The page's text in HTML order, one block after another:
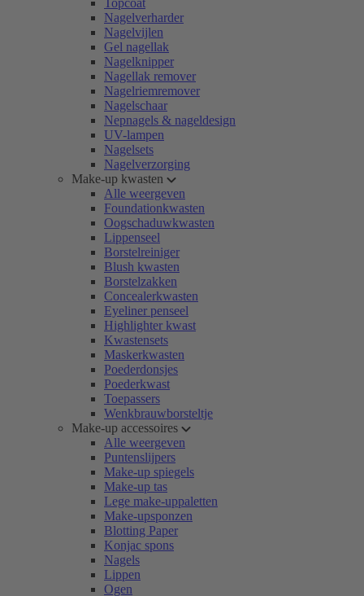
Topcoat
Nagelverharder
Nagelvijlen
Gel nagellak
Nagelknipper
Nagellak remover
Nagelriemremover
Nagelschaar
Nepnagels & nageldesign
UV-lampen
Nagelsets
Nagelverzorging
Make-up kwasten
Alle weergeven
Foundationkwasten
Oogschaduwkwasten
Lippenseel
Borstelreiniger
Blush kwasten
Borstelzakken
Concealerkwasten
Eyeliner penseel
Highlighter kwast
Kwastensets
Maskerkwasten
Poederdonsjes
Poederkwast
Toepassers
Wenkbrauwborsteltje
Make-up accessoires
Alle weergeven
Puntenslijpers
Make-up spiegels
Make-up tas
Lege make-uppaletten
Make-upsponzen
Blotting Paper
Konjac spons
Nagels
Lippen
Ogen